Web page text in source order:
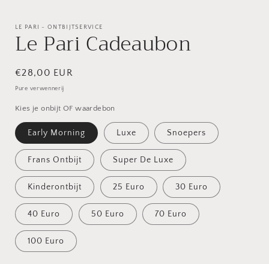
openen
modaal
LE PARI - ONTBIJTSERVICE
Le Pari Cadeaubon
Normale
prijs
€28,00 EUR
Pure verwennerij
Kies je onbijt OF waardebon
Early Morning Luxe Snoepers
Frans Ontbijt Super De Luxe
Kinderontbijt 25 Euro 30 Euro
40 Euro 50 Euro 70 Euro
100 Euro